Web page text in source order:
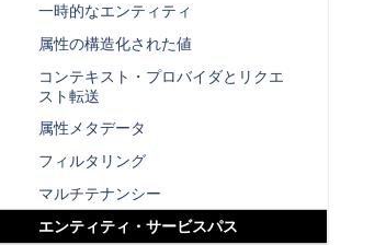
一時的なエンティティ
属性の構造化された値
コンテキスト・プロバイダとリクエ
スト転送
属性メタデータ
フィルタリング
マルチテナンシー
エンティティ・サービスパス